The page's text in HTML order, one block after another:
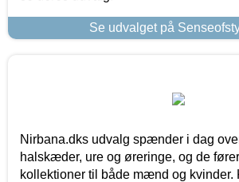
Se udvalget på
Nirbana.dks udvalg spænder i dag
halskæder, ure og øreringe, og de
kollektioner til både mænd og kvinder.